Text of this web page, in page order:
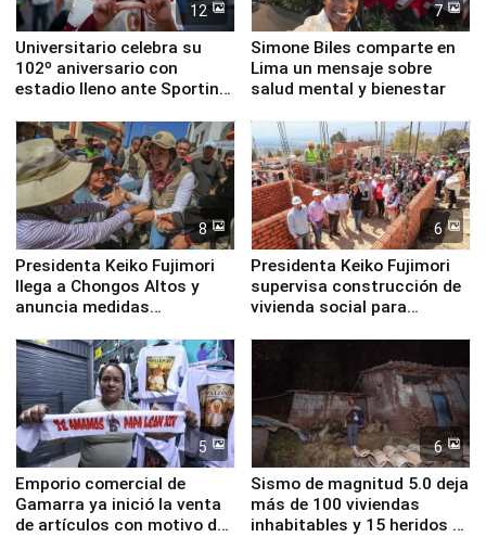
12
Universitario celebra su
102º aniversario con
estadio lleno ante Sporting
7
Simone Biles comparte en
Lima un mensaje sobre
salud mental y bienestar
8
Presidenta Keiko Fujimori
llega a Chongos Altos y
anuncia medidas
educación, salud y empleo
6
Presidenta Keiko Fujimori
supervisa construcción de
vivienda social para
5
Emporio comercial de
Gamarra ya inició la venta
de artículos con motivo de
6
Sismo de magnitud 5.0 deja
más de 100 viviendas
inhabitables y 15 heridos en